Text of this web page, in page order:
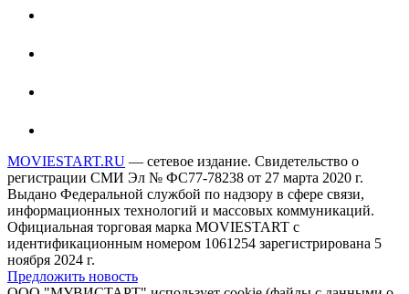
MOVIESTART.RU — сетевое издание. Свидетельство о
регистрации СМИ Эл № ФС77-78238 от 27 марта 2020 г.
Выдано Федеральной службой по надзору в сфере связи,
информационных технологий и массовых коммуникаций.
Официальная торговая марка MOVIESTART с
идентификационным номером 1061254 зарегистрирована 5
ноября 2024 г.
Предложить новость